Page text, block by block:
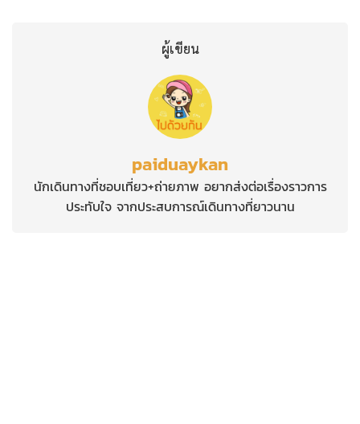
ผู้เขียน
paiduaykan
นักเดินทางที่ชอบเที่ยว+ถ่ายภาพ อยากส่งต่อเรื่องราวการ
ประทับใจ จากประสบการณ์เดินทางที่ยาวนาน